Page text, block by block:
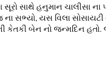
સૂરો સાથે હનુમાન
સભ્યો, યસ વિલા
કેતકી બેન નો જન્મદિન